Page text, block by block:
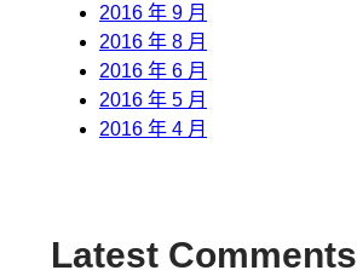
2016 年 9 月
2016 年 8 月
2016 年 6 月
2016 年 5 月
2016 年 4 月
Latest Comments